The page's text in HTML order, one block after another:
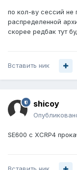
по кол-ву сессий не
распределенной
скорее редбак тут
Вставить ник
shicoy
SE600 c XCRP4